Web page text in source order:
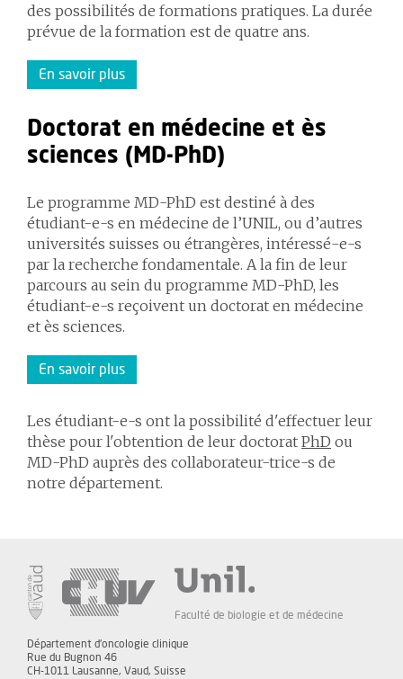
des possibilités de formations pratiques. La durée
prévue de la formation est de quatre ans.
En savoir plus
Doctorat en médecine et ès
sciences (MD-PhD)
Le programme MD-PhD est destiné à des
étudiant-e-s en médecine de l’UNIL, ou d’autres
universités suisses ou étrangères, intéressé-e-s
par la recherche fondamentale. A la fin de leur
parcours au sein du programme MD-PhD, les
étudiant-e-s reçoivent un doctorat en médecine
et ès sciences.
En savoir plus
Les étudiant-e-s ont la possibilité d'effectuer leur
thèse pour l'obtention de leur doctorat PhD ou
MD-PhD auprès des collaborateur-trice-s de
notre département.
Faculté de biologie et de médecine
Département d'oncologie clinique
Rue du Bugnon 46
CH-1011 Lausanne, Vaud, Suisse